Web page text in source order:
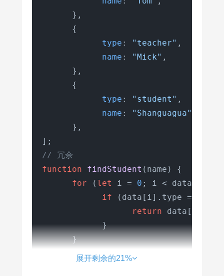
      },
      {
type : "teacher" ,
name : "Mick" ,
      },
      {
type : "student" ,
name : "Shanguagua"
      },
// 冗余
function
findStudent ( name ) {
for ( let i = 0 ; i < data.
if (data[i]. type ===
return data[i];
            }
      }
展开剩余的21%